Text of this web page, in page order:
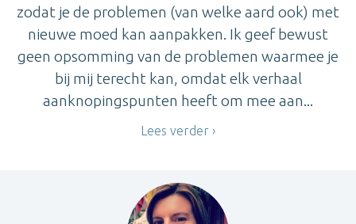
zodat je de problemen (van welke aard ook) met
nieuwe moed kan aanpakken. Ik geef bewust
geen opsomming van de problemen waarmee je
bij mij terecht kan, omdat elk verhaal
aanknopingspunten heeft om mee aan...
Lees verder